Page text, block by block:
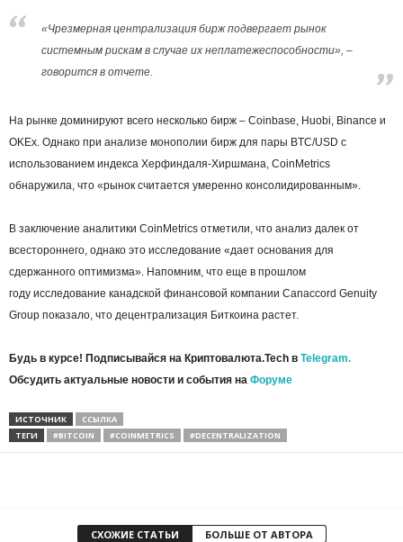
«Чрезмерная централизация бирж подвергает рынок
системным рискам в случае их неплатежеспособности», –
говорится в отчете.
На рынке доминируют всего несколько бирж – Coinbase, Huobi, Binance и
OKEx. Однако при анализе монополии бирж для пары BTC/USD с
использованием индекса Херфиндаля-Хиршмана, CoinMetrics
обнаружила, что «рынок считается умеренно консолидированным».
В заключение аналитики CoinMetrics отметили, что анализ далек от
всестороннего, однако это исследование «дает основания для
сдержанного оптимизма». Напомним, что еще в прошлом
году исследование канадской финансовой компании Canaccord Genuity
Group показало, что децентрализация Биткоина растет.
Будь в курсе! Подписывайся на Криптовалюта.Tech в Telegram.
Обсудить актуальные новости и события на Форуме
ИСТОЧНИК
ССЫЛКА
ТЕГИ
#BITCOIN #COINMETRICS #DECENTRALIZATION
СХОЖИЕ СТАТЬИ БОЛЬШЕ ОТ АВТОРА